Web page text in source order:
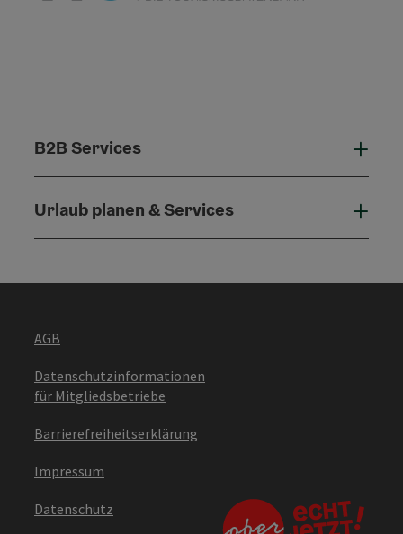
B2B Services
Urlaub planen & Services
AGB
Datenschutzinformationen
für Mitgliedsbetriebe
Barrierefreiheitserklärung
Impressum
Datenschutz